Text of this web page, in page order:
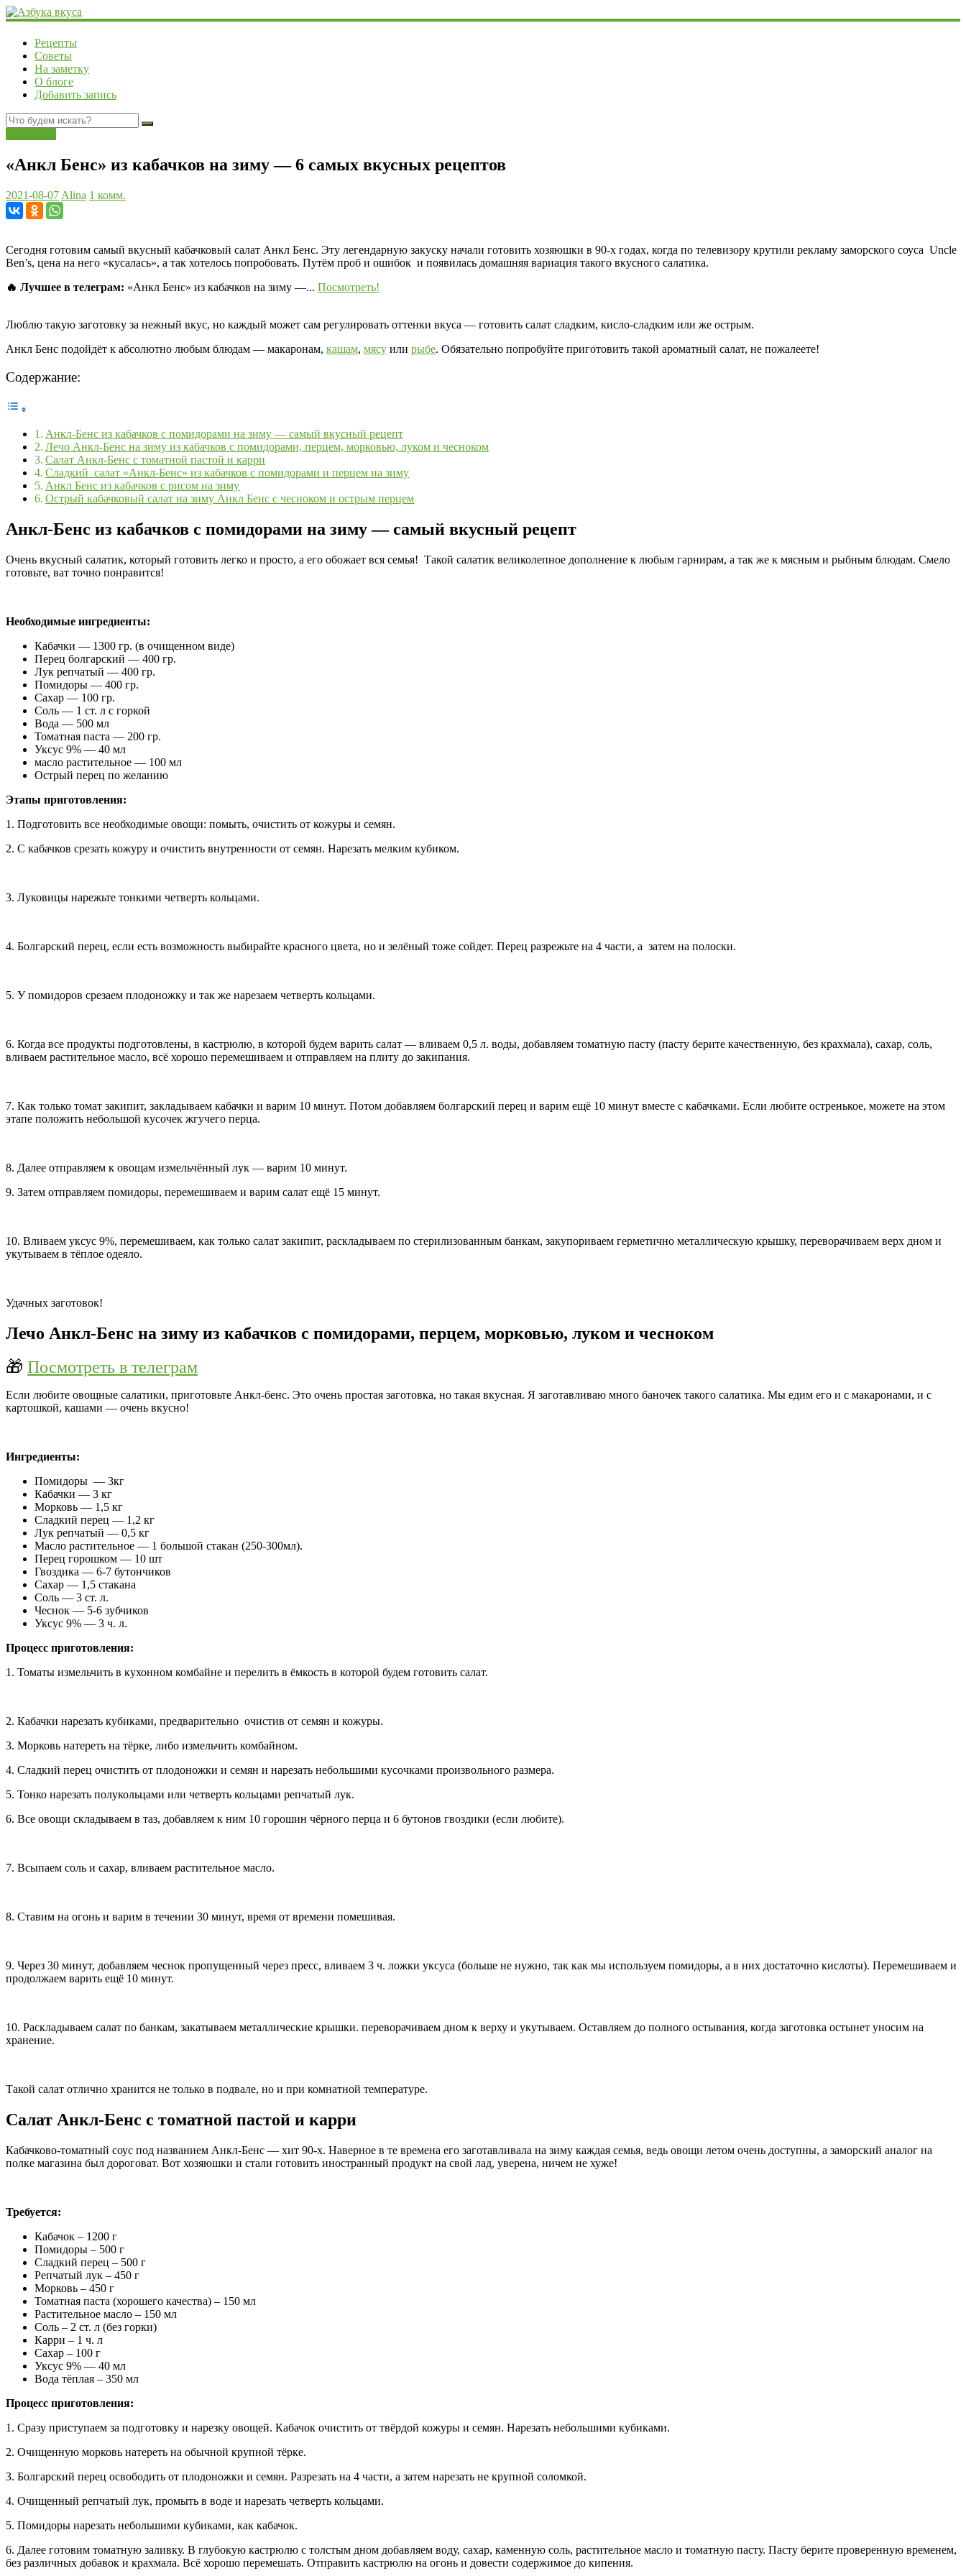
Рецепты
Советы
На заметку
О блоге
Добавить запись
«Анкл Бенс» из кабачков на зиму — 6 самых вкусных рецептов
2021-08-07 Alina 1 комм.
Сегодня готовим самый вкусный кабачковый салат Анкл Бенс. Эту легендарную закуску начали готовить хозяюшки в 90-х годах, когда по телевизору крутили рекламу заморского соуса Uncle
Ben’s, цена на него «кусалась», а так хотелось попробовать. Путём проб и ошибок и появилась домашняя вариация такого вкусного салатика.
🔥 Лучшее в телеграм: «Анкл Бенс» из кабачков на зиму —... Посмотреть!
Люблю такую заготовку за нежный вкус, но каждый может сам регулировать оттенки вкуса — готовить салат сладким, кисло-сладким или же острым.
Анкл Бенс подойдёт к абсолютно любым блюдам — макаронам, кашам, мясу или рыбе. Обязательно попробуйте приготовить такой ароматный салат, не пожалеете!
Содержание:
Анкл-Бенс из кабачков с помидорами на зиму — самый вкусный рецепт
Лечо Анкл-Бенс на зиму из кабачков с помидорами, перцем, морковью, луком и чесноком
Салат Анкл-Бенс с томатной пастой и карри
Сладкий салат «Анкл-Бенс» из кабачков с помидорами и перцем на зиму
Анкл Бенс из кабачков с рисом на зиму
Острый кабачковый салат на зиму Анкл Бенс с чесноком и острым перцем
Анкл-Бенс из кабачков с помидорами на зиму — самый вкусный рецепт
Очень вкусный салатик, который готовить легко и просто, а его обожает вся семья! Такой салатик великолепное дополнение к любым гарнирам, а так же к мясным и рыбным блюдам. Смело
готовьте, ват точно понравится!
Необходимые ингредиенты:
Кабачки — 1300 гр. (в очищенном виде)
Перец болгарский — 400 гр.
Лук репчатый — 400 гр.
Помидоры — 400 гр.
Сахар — 100 гр.
Соль — 1 ст. л с горкой
Вода — 500 мл
Томатная паста — 200 гр.
Уксус 9% — 40 мл
масло растительное — 100 мл
Острый перец по желанию
Этапы приготовления:
1. Подготовить все необходимые овощи: помыть, очистить от кожуры и семян.
2. С кабачков срезать кожуру и очистить внутренности от семян. Нарезать мелким кубиком.
3. Луковицы нарежьте тонкими четверть кольцами.
4. Болгарский перец, если есть возможность выбирайте красного цвета, но и зелёный тоже сойдет. Перец разрежьте на 4 части, а затем на полоски.
5. У помидоров срезаем плодоножку и так же нарезаем четверть кольцами.
6. Когда все продукты подготовлены, в кастрюлю, в которой будем варить салат — вливаем 0,5 л. воды, добавляем томатную пасту (пасту берите качественную, без крахмала), сахар, соль,
вливаем растительное масло, всё хорошо перемешиваем и отправляем на плиту до закипания.
7. Как только томат закипит, закладываем кабачки и варим 10 минут. Потом добавляем болгарский перец и варим ещё 10 минут вместе с кабачками. Если любите остренькое, можете на этом
этапе положить небольшой кусочек жгучего перца.
8. Далее отправляем к овощам измельчённый лук — варим 10 минут.
9. Затем отправляем помидоры, перемешиваем и варим салат ещё 15 минут.
10. Вливаем уксус 9%, перемешиваем, как только салат закипит, раскладываем по стерилизованным банкам, закупориваем герметично металлическую крышку, переворачиваем верх дном и
укутываем в тёплое одеяло.
Удачных заготовок!
Лечо Анкл-Бенс на зиму из кабачков с помидорами, перцем, морковью, луком и чесноком
🎁 Посмотреть в телеграм
Если любите овощные салатики, приготовьте Анкл-бенс. Это очень простая заготовка, но такая вкусная. Я заготавливаю много баночек такого салатика. Мы едим его и с макаронами, и с
картошкой, кашами — очень вкусно!
Ингредиенты:
Помидоры — 3кг
Кабачки — 3 кг
Морковь — 1,5 кг
Сладкий перец — 1,2 кг
Лук репчатый — 0,5 кг
Масло растительное — 1 большой стакан (250-300мл).
Перец горошком — 10 шт
Гвоздика — 6-7 бутончиков
Сахар — 1,5 стакана
Соль — 3 ст. л.
Чеснок — 5-6 зубчиков
Уксус 9% — 3 ч. л.
Процесс приготовления:
1. Томаты измельчить в кухонном комбайне и перелить в ёмкость в которой будем готовить салат.
2. Кабачки нарезать кубиками, предварительно очистив от семян и кожуры.
3. Морковь натереть на тёрке, либо измельчить комбайном.
4. Сладкий перец очистить от плодоножки и семян и нарезать небольшими кусочками произвольного размера.
5. Тонко нарезать полукольцами или четверть кольцами репчатый лук.
6. Все овощи складываем в таз, добавляем к ним 10 горошин чёрного перца и 6 бутонов гвоздики (если любите).
7. Всыпаем соль и сахар, вливаем растительное масло.
8. Ставим на огонь и варим в течении 30 минут, время от времени помешивая.
9. Через 30 минут, добавляем чеснок пропущенный через пресс, вливаем 3 ч. ложки уксуса (больше не нужно, так как мы используем помидоры, а в них достаточно кислоты). Перемешиваем и
продолжаем варить ещё 10 минут.
10. Раскладываем салат по банкам, закатываем металлические крышки. переворачиваем дном к верху и укутываем. Оставляем до полного остывания, когда заготовка остынет уносим на
хранение.
Такой салат отлично хранится не только в подвале, но и при комнатной температуре.
Салат Анкл-Бенс с томатной пастой и карри
Кабачково-томатный соус под названием Анкл-Бенс — хит 90-х. Наверное в те времена его заготавливала на зиму каждая семья, ведь овощи летом очень доступны, а заморский аналог на
полке магазина был дороговат. Вот хозяюшки и стали готовить иностранный продукт на свой лад, уверена, ничем не хуже!
Требуется:
Кабачок – 1200 г
Помидоры – 500 г
Сладкий перец – 500 г
Репчатый лук – 450 г
Морковь – 450 г
Томатная паста (хорошего качества) – 150 мл
Растительное масло – 150 мл
Соль – 2 ст. л (без горки)
Карри – 1 ч. л
Сахар – 100 г
Уксус 9% — 40 мл
Вода тёплая – 350 мл
Процесс приготовления:
1. Сразу приступаем за подготовку и нарезку овощей. Кабачок очистить от твёрдой кожуры и семян. Нарезать небольшими кубиками.
2. Очищенную морковь натереть на обычной крупной тёрке.
3. Болгарский перец освободить от плодоножки и семян. Разрезать на 4 части, а затем нарезать не крупной соломкой.
4. Очищенный репчатый лук, промыть в воде и нарезать четверть кольцами.
5. Помидоры нарезать небольшими кубиками, как кабачок.
6. Далее готовим томатную заливку. В глубокую кастрюлю с толстым дном добавляем воду, сахар, каменную соль, растительное масло и томатную пасту. Пасту берите проверенную временем,
без различных добавок и крахмала. Всё хорошо перемешать. Отправить кастрюлю на огонь и довести содержимое до кипения.